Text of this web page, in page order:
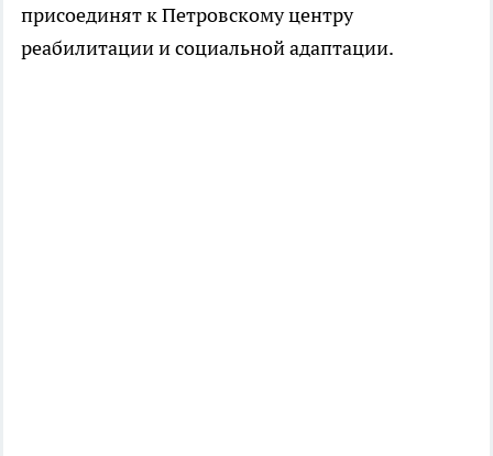
присоединят к Петровскому центру
реабилитации и социальной адаптации.